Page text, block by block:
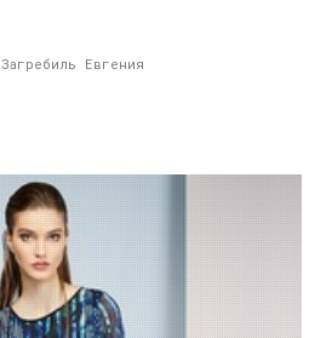
Загребиль Евгения